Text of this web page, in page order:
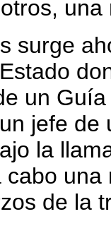
surge
un
jefe
la
de la